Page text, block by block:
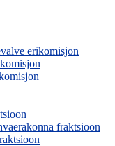
erikomisjon
fraktsioon